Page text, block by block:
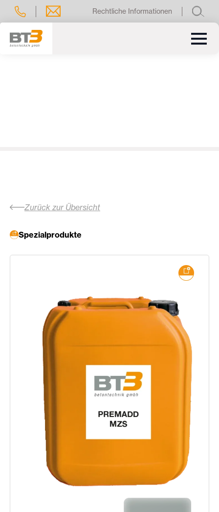
Rechtliche Informationen
Zurück zur Übersicht
Spezialprodukte